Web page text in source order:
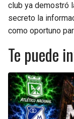
club ya demostró
secreto la
como oportuno
Te puede